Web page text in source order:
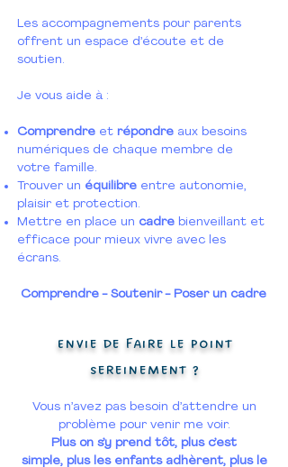
Les accompagnements pour parents
offrent un espace d’écoute et de
soutien.
Je vous aide à :
Comprendre et répondre aux besoins
numériques de chaque membre de
votre famille.
Trouver un équilibre entre autonomie,
plaisir et protection.
Mettre en place un cadre bienveillant et
efficace pour mieux vivre avec les
écrans.
Comprendre - Soutenir - Poser un cadre
Envie de faire le point
sereinement ?
Vous n’avez pas besoin d’attendre un
problème pour venir me voir.
Plus on s’y prend tôt, plus c’est
simple, plus les enfants adhèrent, plus le